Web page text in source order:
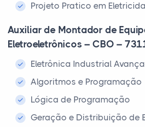
Projeto Pratico em
Auxiliar de Montador de
Eletroeletrônicos – CBO –
Eletrônica Industrial
Algoritmos e Programação
Lógica de Programação
Geração e Distribuição de